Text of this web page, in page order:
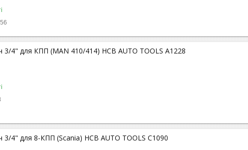
3/4" для КПП (MAN 410/414) HCB AUTO TOOLS A1228
3/4" для 8-КПП (Scania) HCB AUTO TOOLS C1090